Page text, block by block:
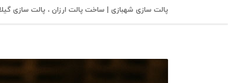
پالت سازی شهبازی | ساخت پالت ارزان ، پالت سازی